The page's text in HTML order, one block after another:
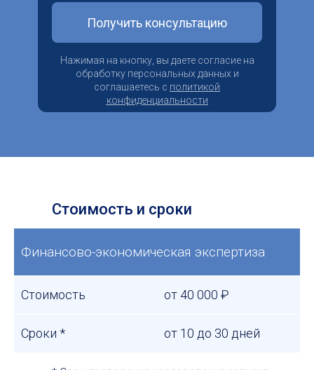
Получить консультацию
Нажимая на кнопку, вы даете согласие на
обработку персональных данных и
соглашаетесь c политикой
конфиденциальности
Стоимость и сроки
Финансово-экономическая экспертиза
Стоимость от 40 000 ₽
Сроки * от 10 до 30 дней